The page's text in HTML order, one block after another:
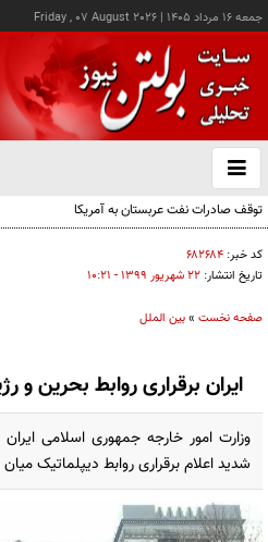
جمعه ۱۶ مرداد ۱۴۰۵ |
Friday , 07 August 2026
باز
و
توقف صادرات نفت عربستان به آمریکا
کد خبر: ۶۸۲۶۸۴
تاریخ انتشار: ۲۲ شهريور ۱۳۹۹ - ۱۰:۲۱
صفحه نخست »بین الملل
ایران برقراری روابط بحرین و
وزارت امور خارجه جمهوری اسلامی
شدید اعلام برقراری روابط دیپلماتیک